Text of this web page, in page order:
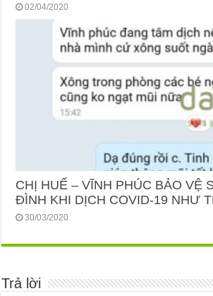
02/04/2020
CHỊ HUẾ – VĨNH PHÚC BẢO VỆ
ĐÌNH KHI DỊCH COVID-19 NHƯ
30/03/2020
Trả lời